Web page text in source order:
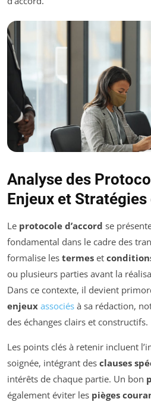
Analyse des
Enjeux et Stratégies
Le protocole d’accord se
fondamental dans le cadre des
formalise les termes et
ou plusieurs parties avant la
Dans ce contexte, il devient
enjeux associés à sa rédaction,
des échanges clairs et constructifs.
Les points clés à retenir incluent
soignée, intégrant des clauses
intérêts de chaque partie. Un bon
également éviter les pièges